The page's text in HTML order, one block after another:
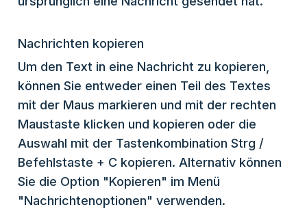
Nachrichten kopieren
Um den Text in eine Nachricht zu kopieren,
können Sie entweder einen Teil des Textes
mit der Maus markieren und mit der rechten
Maustaste klicken und kopieren oder die
Auswahl mit der Tastenkombination Strg /
Befehlstaste + C kopieren. Alternativ können
Sie die Option "Kopieren" im Menü
"Nachrichtenoptionen" verwenden.